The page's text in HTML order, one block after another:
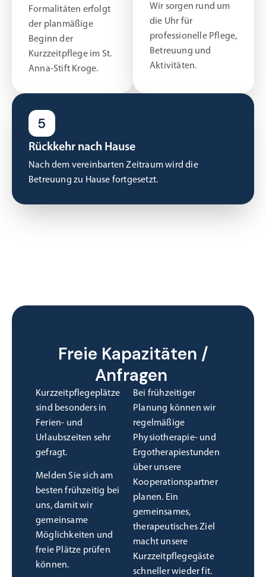
Formalitäten erfolgt
der planmäßige
Beginn der
Kurzzeitpflege im St.
Anna-Stift Kroge.
Wir sorgen rund um
die Uhr für
professionelle Pflege,
Betreuung und
Aktivitäten.
Rückkehr nach Hause
Nach dem vereinbarten Zeitraum wird die
Betreuung zu Hause fortgesetzt.
Freie Kapazitäten /
Anfragen
Kurzzeitpflegeplätze
sind besonders in
Ferien- und
Urlaubszeiten sehr
gefragt.
Melden Sie sich am
besten frühzeitig bei
uns, damit wir
gemeinsame
Möglichkeiten und
freie Plätze prüfen
können.
Bei frühzeitiger
Planung können wir
regelmäßige
Physiotherapie- und
Ergotherapiestunden
über unsere
Kooperationspartner
planen. Ein
gemeinsames,
therapeutisches Ziel
macht unsere
Kurzzeitpflegegäste
schneller wieder fit.